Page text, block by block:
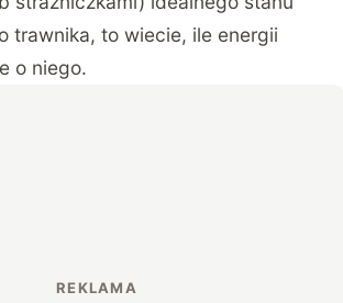
trawnika, to wiecie, ile energii
o niego.